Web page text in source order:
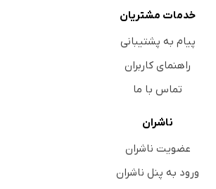
خدمات مشتریان
پیام به پشتیبانی
راهنمای کاربران
تماس با ما
ناشران
عضویت ناشران
ورود به پنل ناشران